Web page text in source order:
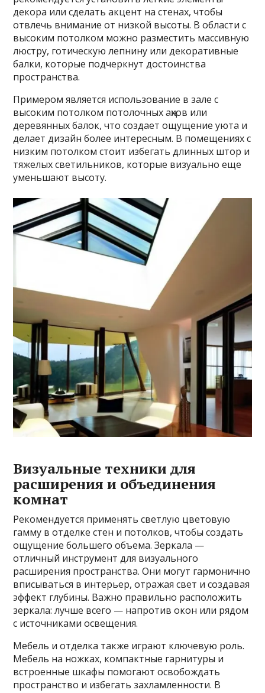
декора или сделать акцент на стенах, чтобы
отвлечь внимание от низкой высоты. В области с
высоким потолком можно разместить массивную
люстру, готическую лепнину или декоративные
балки, которые подчеркнут достоинства
пространства.
Примером является использование в зале с
высоким потолком потолочных аңхов или
деревянных балок, что создает ощущение уюта и
делает дизайн более интересным. В помещениях с
низким потолком стоит избегать длинных штор и
тяжелых светильников, которые визуально еще
уменьшают высоту.
Визуальные техники для
расширения и объединения
комнат
Рекомендуется применять светлую цветовую
гамму в отделке стен и потолков, чтобы создать
ощущение большего объема. Зеркала —
отличный инструмент для визуального
расширения пространства. Они могут гармонично
вписываться в интерьер, отражая свет и создавая
эффект глубины. Важно правильно расположить
зеркала: лучше всего — напротив окон или рядом
с источниками освещения.
Мебель и отделка также играют ключевую роль.
Мебель на ножках, компактные гарнитуры и
встроенные шкафы помогают освобождать
пространство и избегать захламленности. В